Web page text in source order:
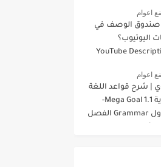
اعوام
صندوق الوصف في
اليوتيوب؟
YouTube
اعوام
| شرح قواعد اللغة
الإنجليزية 1.1 Mega Goal-
الترم الأول Grammar الفصل